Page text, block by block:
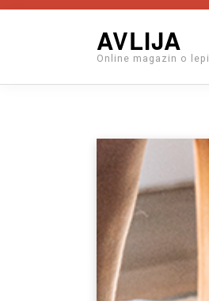
AVLIJA
Online magazin o